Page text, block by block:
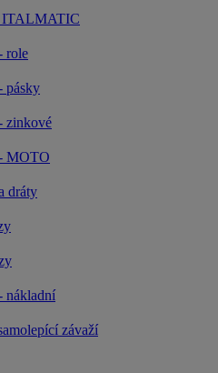
ITALMATIC
role
pásky
zinkové
MOTO
dráty
nákladní
závaží